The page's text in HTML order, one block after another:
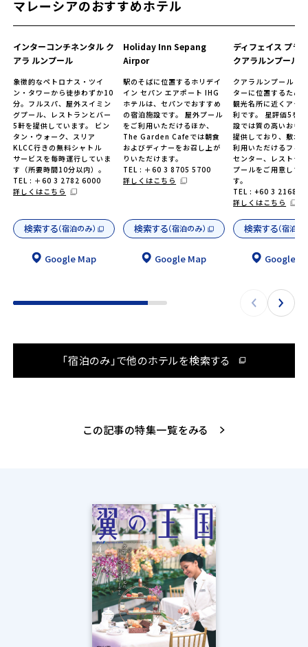
マレーシアのおすすめホテル
インターコンチネンタル ク
アラ ルンプール
象徴的なペトロナス・ツイ
ン・タワーから徒歩わずか10
分。フルスパ、屋外スイミン
グプール、レストランとバー
5軒を提供しています。 ビン
タン・ウォーク、スリア
KLCC行きの無料シャトル
サービスを毎時運行していま
す（所要時間10分以内）。
TEL : ＋60 3 2782 6000
詳しくはこちら
検索する（宿泊のみ）
Google Map
Holiday Inn Sepang
Airpor
駅のそばに位置するホリデイ
イン セパン エアポート IHG
ホテルは、セパンでおすすめ
の宿泊施設です。 屋外プール
をご利用いただけるほか、
The Garden Cafeでは朝食
およびディナーをお召し上が
りいただけます。
TEL : ＋60 3 8705 5700
詳しくはこちら
検索する（宿泊のみ）
Google Map
ディフェイス プラ
クアラルンプール
クアラルンプール シ
ターに位置するため
観光名所に近くアク
利です。 星評価5を
設では質の高いおも
提供しており、敷地
利用いただけるフィ
センター、レストラ
プールをご用意して
す。
TEL : +60 3 2168
詳しくはこちら
検索する（宿泊の
Google
「宿泊のみ」で他のホテルを検索する
この記事の特集一覧をみる